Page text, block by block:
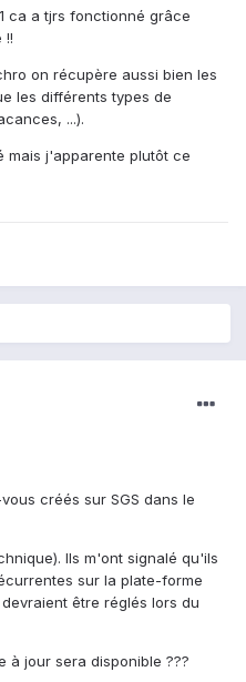
ca a tjrs fonctionné grâce
!!
on récupère aussi bien les
les différents types de
...).
mais j'apparente plutôt ce
créés sur SGS dans le
Ils m'ont signalé qu'ils
sur la plate-forme
être réglés lors du
à jour sera disponible ???